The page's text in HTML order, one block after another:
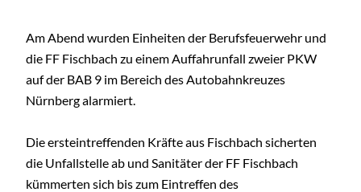
Am Abend wurden Einheiten der Berufsfeuerwehr und
die FF Fischbach zu einem Auffahrunfall zweier PKW
auf der BAB 9 im Bereich des Autobahnkreuzes
Nürnberg alarmiert.
Die ersteintreffenden Kräfte aus Fischbach sicherten
die Unfallstelle ab und Sanitäter der FF Fischbach
kümmerten sich bis zum Eintreffen des